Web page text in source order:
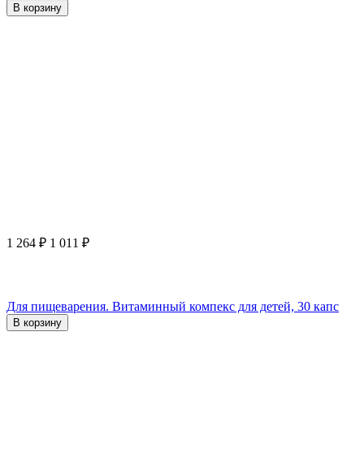
В корзину
1 264 ₽ 1 011 ₽
Для пищеварения. Витаминный компекс для детей, 30 капс
В корзину